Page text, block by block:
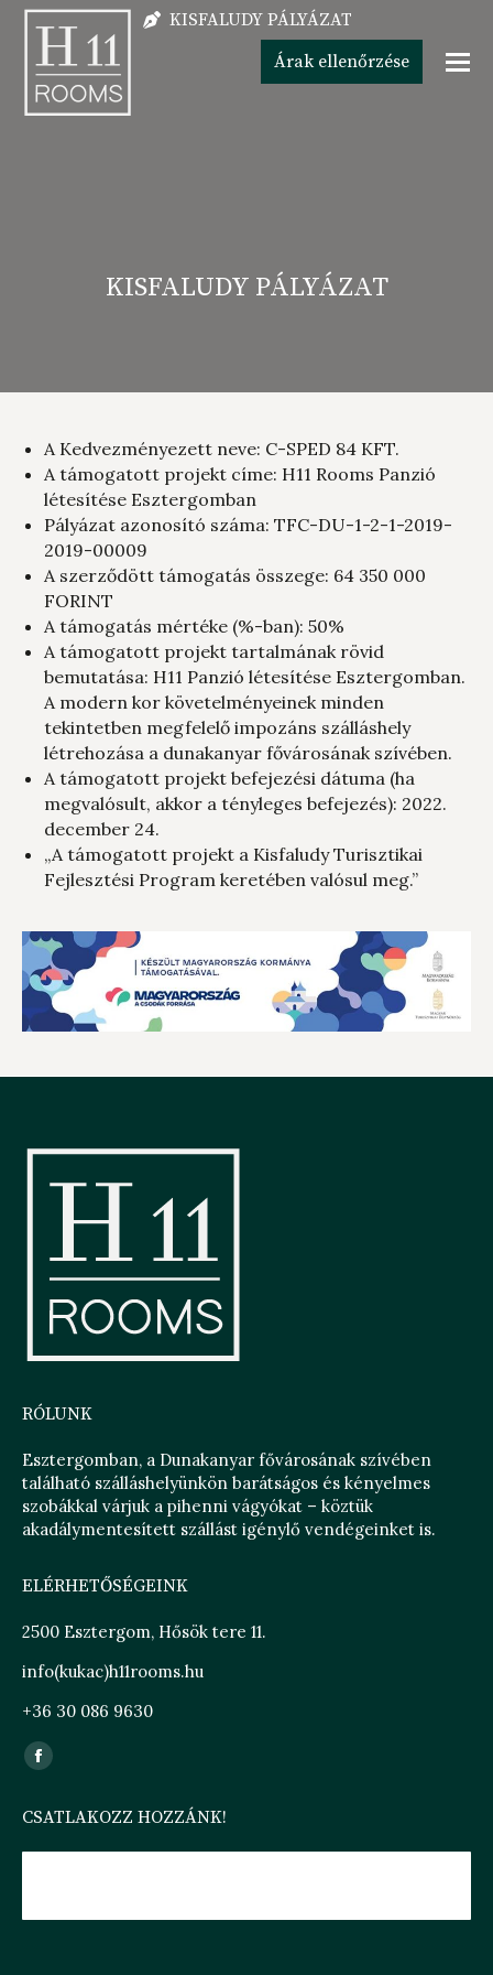
KISFALUDY PÁLYÁZAT
Árak ellenőrzése
KISFALUDY PÁLYÁZAT
A Kedvezményezett neve: C-SPED 84 KFT.
A támogatott projekt címe: H11 Rooms Panzió
létesítése Esztergomban
Pályázat azonosító száma: TFC-DU-1-2-1-2019-
2019-00009
A szerződött támogatás összege: 64 350 000
FORINT
A támogatás mértéke (%-ban): 50%
A támogatott projekt tartalmának rövid
bemutatása: H11 Panzió létesítése Esztergomban.
A modern kor követelményeinek minden
tekintetben megfelelő impozáns szálláshely
létrehozása a dunakanyar fővárosának szívében.
A támogatott projekt befejezési dátuma (ha
megvalósult, akkor a tényleges befejezés): 2022.
december 24.
„A támogatott projekt a Kisfaludy Turisztikai
Fejlesztési Program keretében valósul meg.”
RÓLUNK
Esztergomban, a Dunakanyar fővárosának szívében
található szálláshelyünkön barátságos és kényelmes
szobákkal várjuk a pihenni vágyókat – köztük
akadálymentesített szállást igénylő vendégeinket is.
ELÉRHETŐSÉGEINK
2500 Esztergom, Hősök tere 11.
info(kukac)h11rooms.hu
+36 30 086 9630
Find us on:
Facebook
opens
in
CSATLAKOZZ HOZZÁNK!